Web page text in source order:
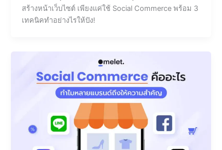
สร้างหน้าเว็บไซต์ เพียงแค่ใช้ Social Commerce พร้อม 3
เทคนิคทำอย่างไรให้ปัง!